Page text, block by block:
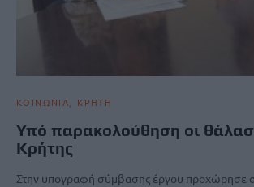
ΚΟΙΝΩΝΙΑ ΚΡΗΤΗ
Υπό παρακολούθηση οι
Κρήτης
Στην υπογραφή σύμβασης έργου προχώρησε